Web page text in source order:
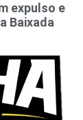
expulso e
Baixada